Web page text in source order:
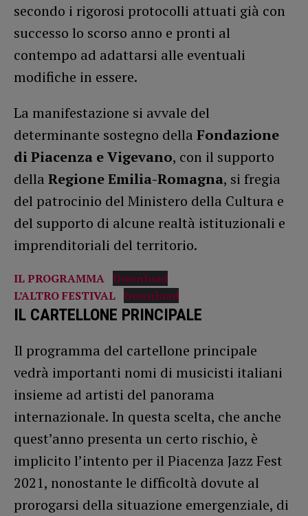
secondo i rigorosi protocolli attuati già con
successo lo scorso anno e pronti al
contempo ad adattarsi alle eventuali
modifiche in essere.
La manifestazione si avvale del
determinante sostegno della Fondazione
di Piacenza e Vigevano, con il supporto
della Regione Emilia-Romagna, si fregia
del patrocinio del Ministero della Cultura e
del supporto di alcune realtà istituzionali e
imprenditoriali del territorio.
IL PROGRAMMA Download
L’ALTRO FESTIVAL Download
IL CARTELLONE PRINCIPALE
Il programma del cartellone principale
vedrà importanti nomi di musicisti italiani
insieme ad artisti del panorama
internazionale. In questa scelta, che anche
quest’anno presenta un certo rischio, è
implicito l’intento per il Piacenza Jazz Fest
2021, nonostante le difficoltà dovute al
prorogarsi della situazione emergenziale, di